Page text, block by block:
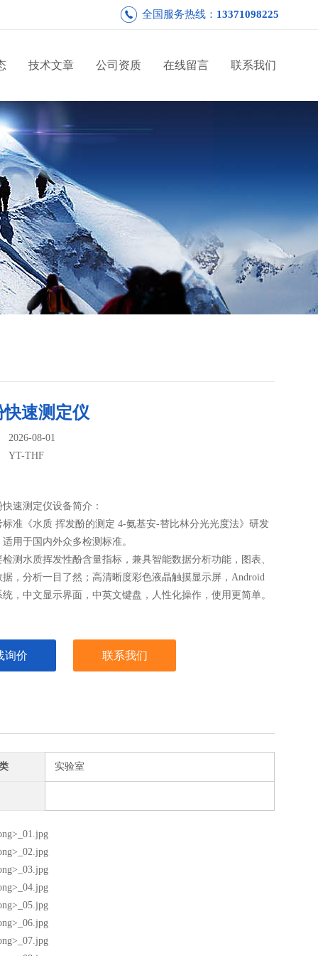
全国服务热线： 13371098225
技术文章 公司资质 在线留言 联系我们
速测定仪
2026-08-01
YT-THF
速测定仪设备简介：
标准《水质 挥发酚的测定 4-氨基安-替比林分光光度法》研发
用于国内外众多检测标准。
测水质挥发性酚含量指标，兼具智能数据分析功能，图表、
据，分析一目了然；高清晰度彩色液晶触摸显示屏，Android
，中文显示界面，中英文键盘，人性化操作，使用更简单。
询价 联系我们
实验室